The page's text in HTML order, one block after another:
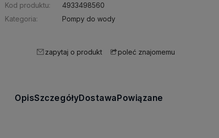
Kod produktu:
4933498560
Kategoria:
Pompy do wody
zapytaj o produkt poleć znajomemu
OpisSzczegółyDostawaPowiązane